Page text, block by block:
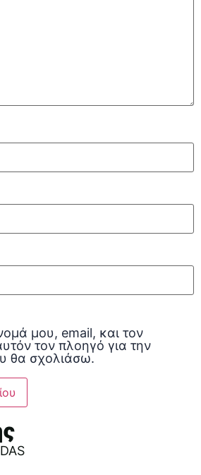
μου, email, και τον
τον πλοηγό για την
θα σχολιάσω.